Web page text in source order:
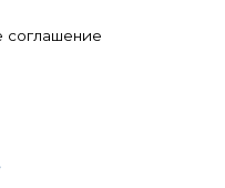
соглашение